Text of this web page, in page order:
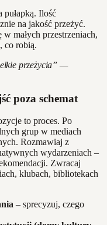
pułapką. Ilość
na jakość przeżyć.
małych przestrzeniach,
co robią.
przeżycia” —
poza schemat
to proces. Po
grup w mediach
Rozmawiaj z
wydarzeniach –
Zwracaj
klubach, bibliotekach
– sprecyzuj, czego